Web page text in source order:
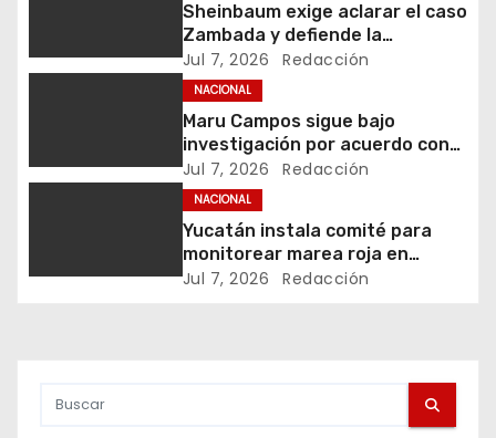
i
n
e
Sheinbaum exige aclarar el caso
Zambada y defiende la
soberanía
Jul 7, 2026 Redacción
NACIONAL
Maru Campos sigue bajo
investigación por acuerdo con
agencias de EU
Jul 7, 2026 Redacción
NACIONAL
Yucatán instala comité para
monitorear marea roja en
vacaciones
Jul 7, 2026 Redacción